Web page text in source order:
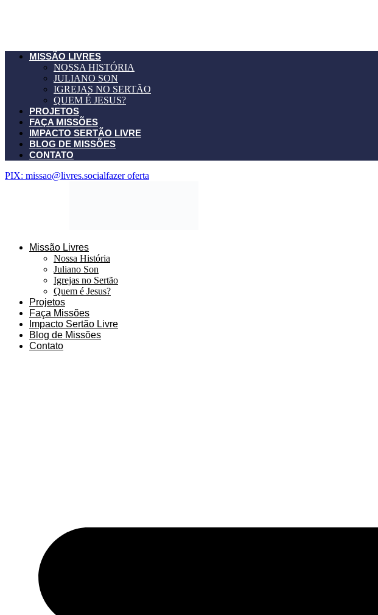
MISSÃO LIVRES
NOSSA HISTÓRIA
JULIANO SON
IGREJAS NO SERTÃO
QUEM É JESUS?
PROJETOS
FAÇA MISSÕES
IMPACTO SERTÃO LIVRE
BLOG DE MISSÕES
CONTATO
PIX: missao@livres.socialfazer oferta
Missão Livres
Nossa História
Juliano Son
Igrejas no Sertão
Quem é Jesus?
Projetos
Faça Missões
Impacto Sertão Livre
Blog de Missões
Contato